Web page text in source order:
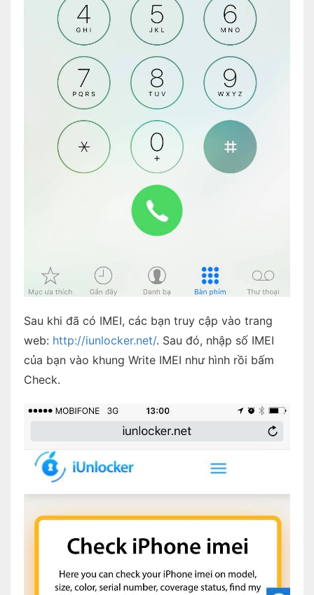
Sau khi đã có IMEI, các bạn truy cập vào trang
web: http://iunlocker.net/. Sau đó, nhập số IMEI
của bạn vào khung Write IMEI như hình rồi bấm
Check.